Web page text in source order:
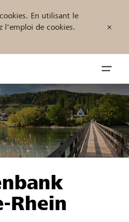
En utilisant le
l'emploi de cookies.
öffnen
organisations
maintenant
Rhein